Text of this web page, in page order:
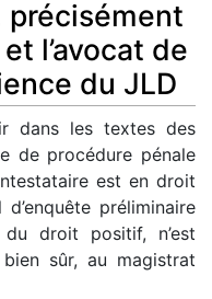
l’avocat de
du JLD
dans les textes des
de procédure pénale
est en droit
préliminaire
droit positif, n’est
sûr, au magistrat